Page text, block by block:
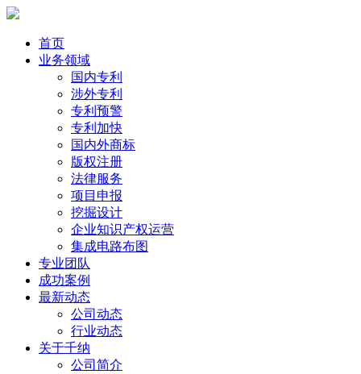
首页
业务领域
国内专利
涉外专利
专利预警
专利加快
国内外商标
版权注册
法律服务
项目申报
挖掘设计
企业知识产权运营
集成电路布图
专业团队
成功案例
最新动态
公司动态
行业动态
关于千纳
公司简介